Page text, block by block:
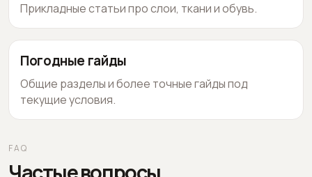
Прикладные статьи про слои, ткани и обувь.
Погодные гайды
Общие разделы и более точные гайды под
текущие условия.
FAQ